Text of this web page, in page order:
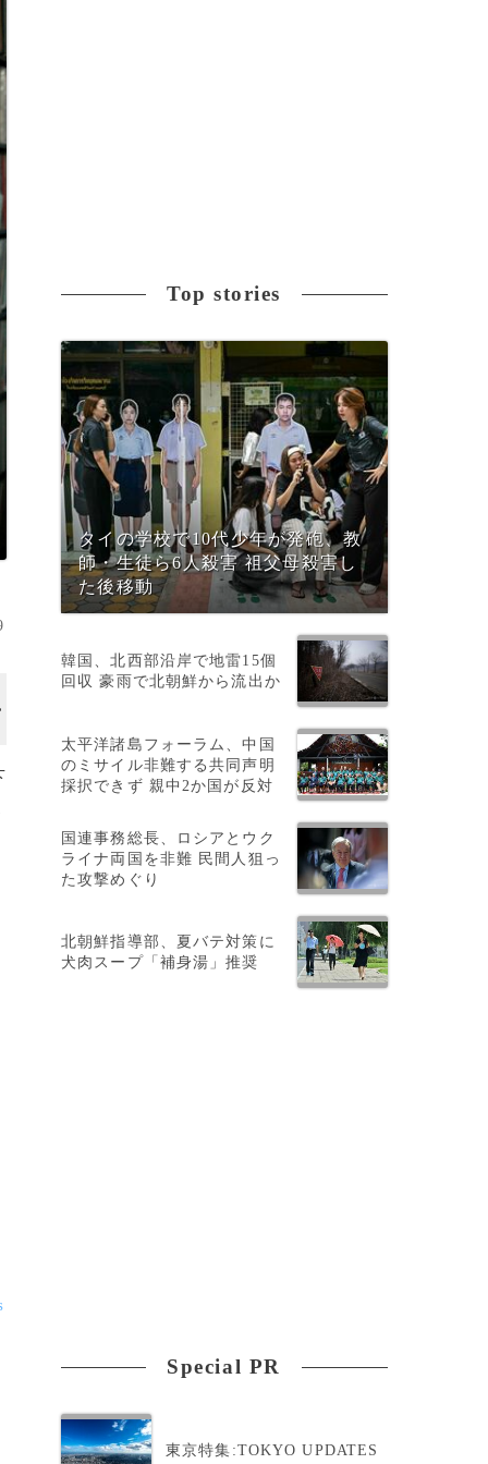
Top stories
タイの学校で10代少年が発砲、教
師・生徒ら6人殺害 祖父母殺害し
た後移動
韓国、北西部沿岸で地雷15個
回収 豪雨で北朝鮮から流出か
太平洋諸島フォーラム、中国
のミサイル非難する共同声明
採択できず 親中2か国が反対
国連事務総長、ロシアとウク
ライナ両国を非難 民間人狙っ
た攻撃めぐり
北朝鮮指導部、夏バテ対策に
犬肉スープ「補身湯」推奨
Special PR
東京特集:TOKYO UPDATES